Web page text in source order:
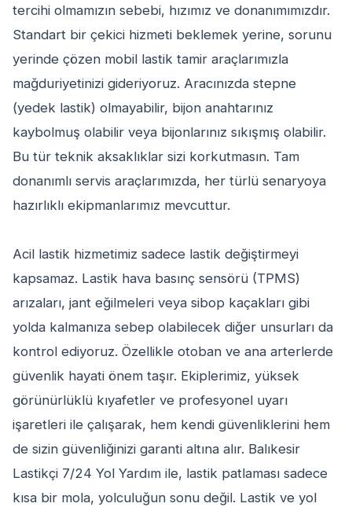
tercihi olmamızın sebebi, hızımız ve donanımımızdır.
Standart bir çekici hizmeti beklemek yerine, sorunu
yerinde çözen mobil lastik tamir araçlarımızla
mağduriyetinizi gideriyoruz. Aracınızda stepne
(yedek lastik) olmayabilir, bijon anahtarınız
kaybolmuş olabilir veya bijonlarınız sıkışmış olabilir.
Bu tür teknik aksaklıklar sizi korkutmasın. Tam
donanımlı servis araçlarımızda, her türlü senaryoya
hazırlıklı ekipmanlarımız mevcuttur.
Acil lastik hizmetimiz sadece lastik değiştirmeyi
kapsamaz. Lastik hava basınç sensörü (TPMS)
arızaları, jant eğilmeleri veya sibop kaçakları gibi
yolda kalmanıza sebep olabilecek diğer unsurları da
kontrol ediyoruz. Özellikle otoban ve ana arterlerde
güvenlik hayati önem taşır. Ekiplerimiz, yüksek
görünürlüklü kıyafetler ve profesyonel uyarı
işaretleri ile çalışarak, hem kendi güvenliklerini hem
de sizin güvenliğinizi garanti altına alır. Balıkesir
Lastikçi 7/24 Yol Yardım ile, lastik patlaması sadece
kısa bir mola, yolculuğun sonu değil. Lastik ve yol